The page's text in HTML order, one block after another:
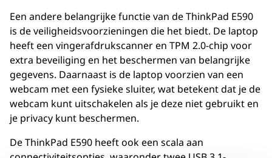
Een andere belangrijke functie van de ThinkPad E590
is de veiligheidsvoorzieningen die het biedt. De laptop
heeft een vingerafdrukscanner en TPM 2.0-chip voor
extra beveiliging en het beschermen van belangrijke
gegevens. Daarnaast is de laptop voorzien van een
webcam met een fysieke sluiter, wat betekent dat je de
webcam kunt uitschakelen als je deze niet gebruikt en
je privacy kunt beschermen.
De ThinkPad E590 heeft ook een scala aan